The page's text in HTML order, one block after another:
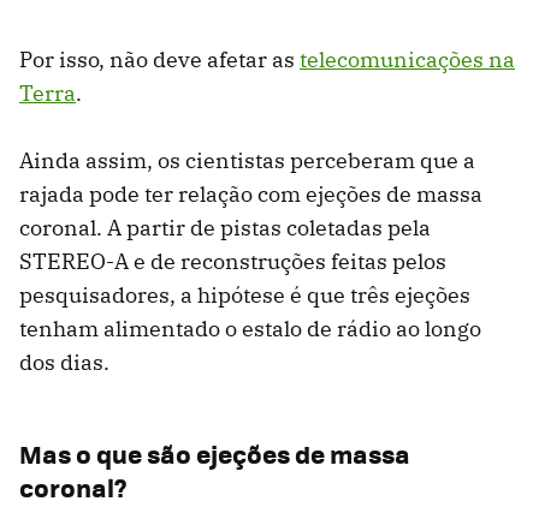
Por isso, não deve afetar as telecomunicações na
Terra.
Ainda assim, os cientistas perceberam que a
rajada pode ter relação com ejeções de massa
coronal. A partir de pistas coletadas pela
STEREO-A e de reconstruções feitas pelos
pesquisadores, a hipótese é que três ejeções
tenham alimentado o estalo de rádio ao longo
dos dias.
Mas o que são ejeções de massa
coronal?